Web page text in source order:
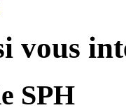
vous
SPH